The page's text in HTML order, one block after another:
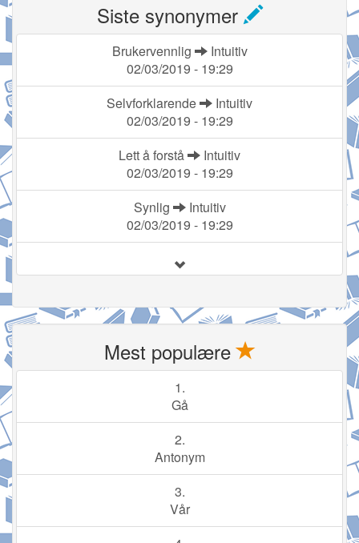
Siste synonymer
Brukervennlig
Intuitiv
02/03/2019 - 19:29
Selvforklarende
Intuitiv
02/03/2019 - 19:29
Lett å forstå
Intuitiv
02/03/2019 - 19:29
Synlig
Intuitiv
02/03/2019 - 19:29
Mest populære
1.
Gå
2.
Antonym
3.
Vår